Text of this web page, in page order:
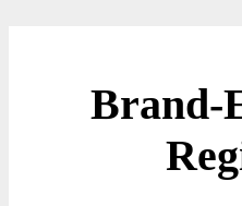
Brand-